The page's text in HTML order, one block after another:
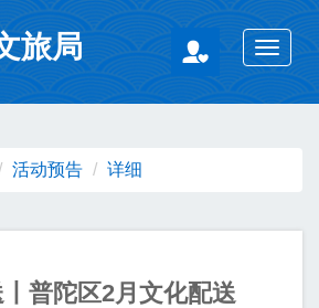
导航区 跳转到主要内容区域
旅局
Toggle
活动预告 详细
普陀区2月文化配送